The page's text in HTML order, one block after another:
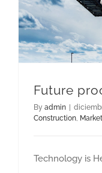
Future
By admin
Construction,
Technology is